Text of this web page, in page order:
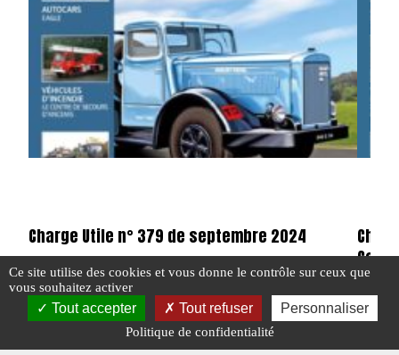
Charge Utile n° 379 de septembre 2024
#ÉDITO #N° 379 SEPTEMBRE 2024
Ce site utilise des cookies et vous donne le contrôle sur ceux que
vous souhaitez activer
Tout accepter Tout refuser Personnaliser
Politique de confidentialité